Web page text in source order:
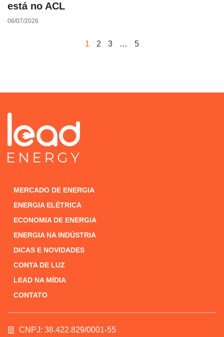
está no ACL
06/07/2026
1 2 3 … 5
MERCADO DE ENERGIA
ENERGIA ELÉTRICA
ECONOMIA DE ENERGIA
ENERGIA NA INDÚSTRIA
DICAS E NOVIDADES
CONTA DE LUZ
LEAD NA MÍDIA
CONTATO
CNPJ: 38.422.829/0001-55